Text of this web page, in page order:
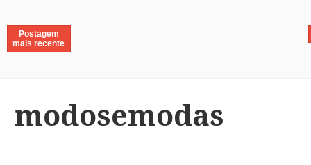
Postagem
mais recente
modosemodas